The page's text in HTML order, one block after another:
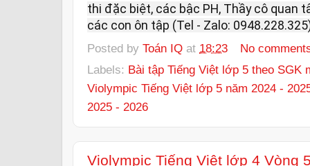
thi đặc biệt, các bậc PH, Thầy cô quan
các con ôn tập (Tel - Zalo:
Posted by Toán IQ at 18:23
No
Labels: Bài tập Tiếng Việt lớp 5 theo SGK
Violympic Tiếng Việt lớp 5 năm 2024 -
2025 - 2026
Violympic Tiếng Việt lớp 4 Vòng